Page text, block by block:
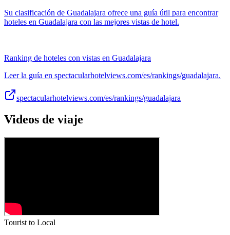
Su clasificación de Guadalajara ofrece una guía útil para encontrar
hoteles en Guadalajara con las mejores vistas de hotel.
Ranking de hoteles con vistas en Guadalajara
Leer la guía en spectacularhotelviews.com/es/rankings/guadalajara.
spectacularhotelviews.com/es/rankings/guadalajara
Videos de viaje
Tourist to Local